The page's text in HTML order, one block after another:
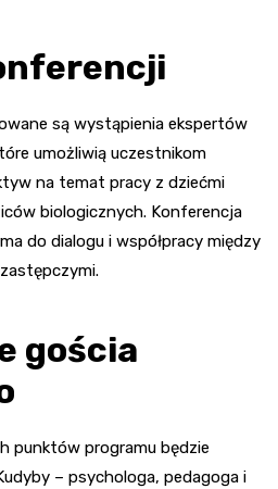
są wystąpienia ekspertów
umożliwią uczestnikom
na temat pracy z dziećmi
biologicznych. Konferencja
do dialogu i współpracy między
gościa
punktów programu będzie
– psychologa, pedagoga i